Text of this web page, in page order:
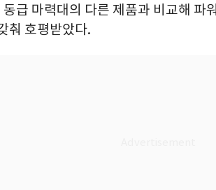
급 마력대의 다른 제품과 비교해 파
춰 호평받았다.